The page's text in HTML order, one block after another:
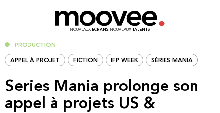
NOUVEAUX ECRANS, NOUVEAUX TALENTS
PRODUCTION
APPEL À PROJET FICTION IFP WEEK SÉRIES MANIA
Series Mania prolonge son
appel à projets US &